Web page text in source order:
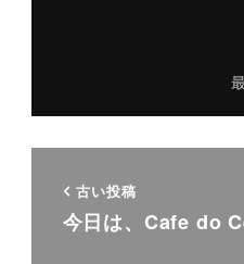
古い投稿
今日は、Cafe do